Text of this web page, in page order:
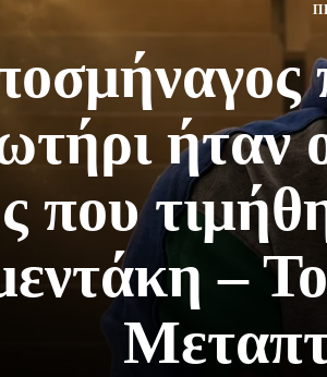
ήταν
που
–